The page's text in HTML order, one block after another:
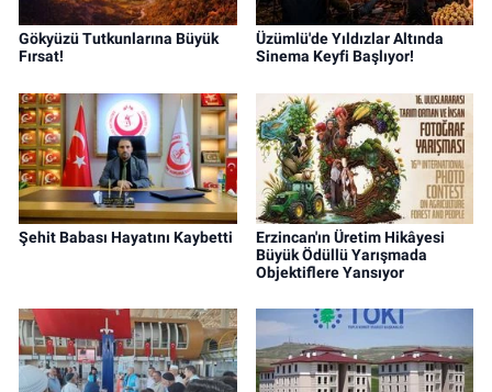
Gökyüzü Tutkunlarına Büyük
Fırsat!
Üzümlü'de Yıldızlar Altında
Sinema Keyfi Başlıyor!
Şehit Babası Hayatını Kaybetti
Erzincan'ın Üretim Hikâyesi
Büyük Ödüllü Yarışmada
Objektiflere Yansıyor